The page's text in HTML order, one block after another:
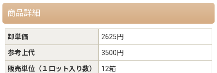
商品詳細
卸単価 2625円
参考上代 3500円
販売単位（１ロット入り数） 12箱